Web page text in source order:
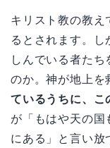
キリスト教の教え
るとされます。
しんでいる者た
のか。神が地上を
ているうちに、こ
が「もはや天の国
にある」と言い放